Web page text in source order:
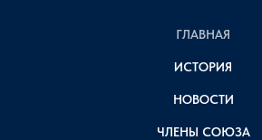
ГЛАВНАЯ
ИСТОРИЯ
НОВОСТИ
ЧЛЕНЫ СОЮЗА